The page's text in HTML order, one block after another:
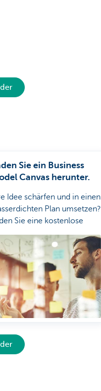
Sie ein Business
Canvas herunter.
Idee schärfen und in einen
Plan umsetzen?
Sie eine kostenlose
herunter.